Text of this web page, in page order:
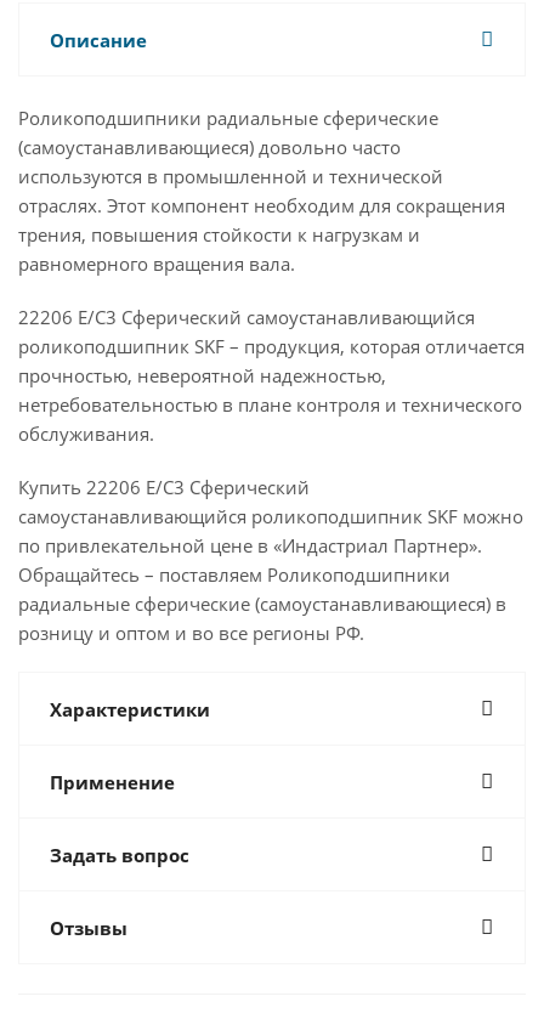
Описание
Роликоподшипники радиальные сферические
(самоустанавливающиеся) довольно часто
используются в промышленной и технической
отраслях. Этот компонент необходим для сокращения
трения, повышения стойкости к нагрузкам и
равномерного вращения вала.
22206 E/C3 Сферический самоустанавливающийся
роликоподшипник SKF – продукция, которая отличается
прочностью, невероятной надежностью,
нетребовательностью в плане контроля и технического
обслуживания.
Купить 22206 E/C3 Сферический
самоустанавливающийся роликоподшипник SKF можно
по привлекательной цене в «Индастриал Партнер».
Обращайтесь – поставляем Роликоподшипники
радиальные сферические (самоустанавливающиеся) в
розницу и оптом и во все регионы РФ.
Характеристики
Применение
Задать вопрос
Отзывы